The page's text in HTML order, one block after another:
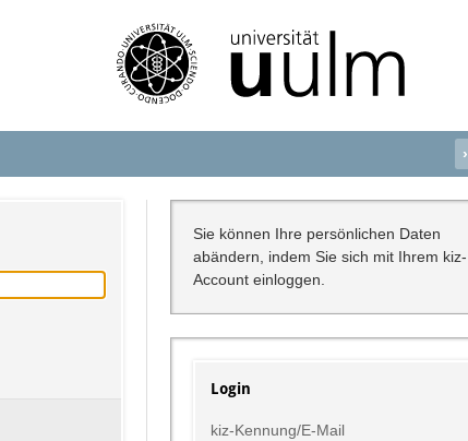
›
Sie können Ihre persönlichen Daten
abändern, indem Sie sich mit Ihrem kiz-
Account einloggen.
Login
kiz-Kennung/E-Mail